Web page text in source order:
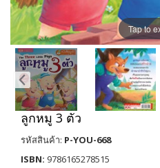
Tap to
ลูกหมู 3 ตัว
รหัสสินค้า: P-YOU-668
ISBN: 9786165278515